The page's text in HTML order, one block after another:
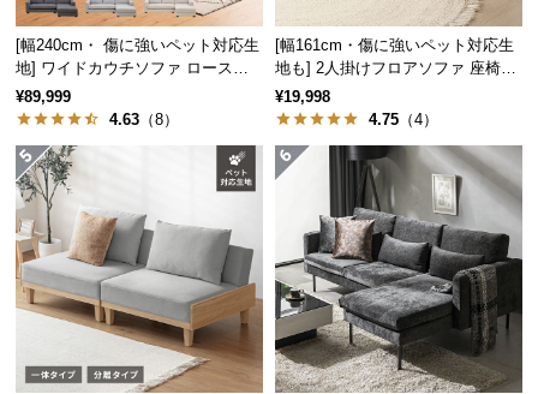
ャ
ン
セ
ル
に
つ
い
て
保
証
に
い
クッション性抜群の座面と背もたれ。長く座っても
疲れを感じさせない座り心地を追求しました。
[幅240cm・ 傷に強いペット対応生
地] ワイドカウチソファ ロースタ
イル
¥89,999
4.63 （8）
[幅161cm・傷に強いペット対応生
地も] 2人掛けフロアソファ 座椅子
タイプ リクライニング
¥19,998
4.75 （4）